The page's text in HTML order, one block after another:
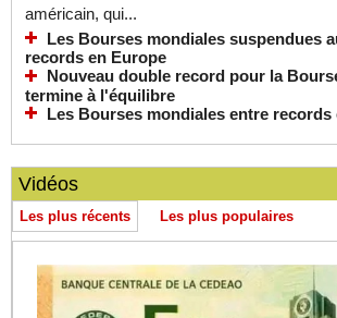
américain, qui...
Les Bourses mondiales suspendues
records en Europe
Nouveau double record pour la
termine à l'équilibre
Les Bourses mondiales entre records
Vidéos
Les plus récents Les plus populaires